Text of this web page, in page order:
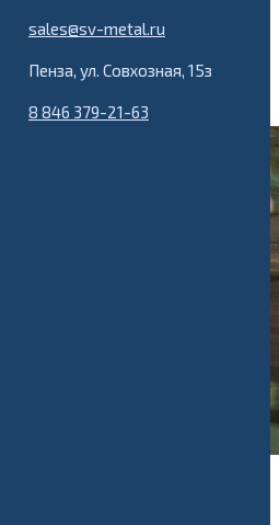
sales@sv-metal.ru
Пенза, ул. Совхозная, 15з
8 846 379-21-63